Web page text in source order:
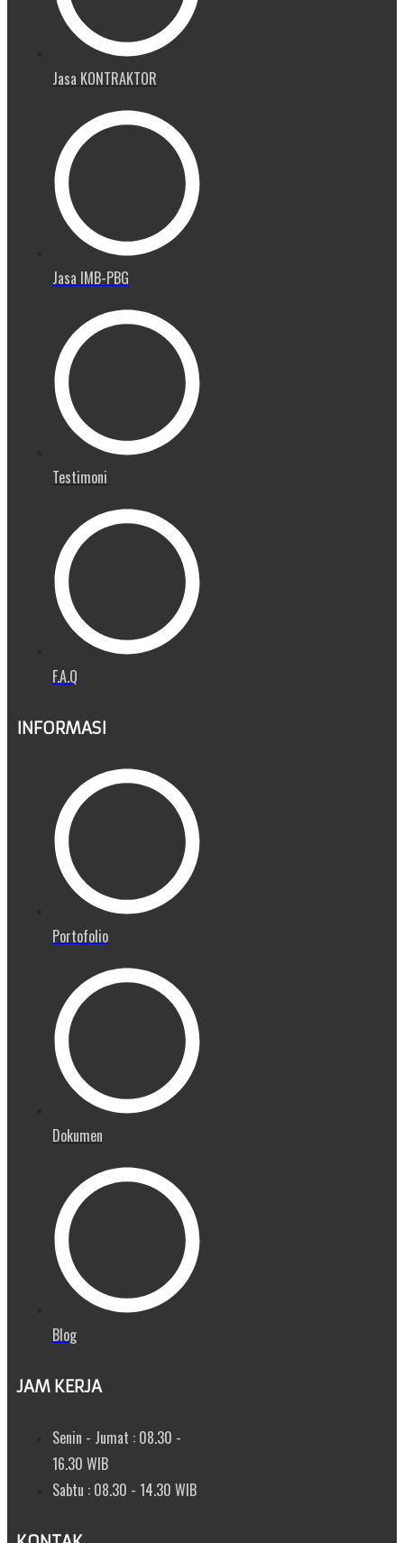
Jasa KONTRAKTOR
Jasa IMB-PBG
Testimoni
F.A.Q
INFORMASI
Portofolio
Dokumen
Blog
JAM KERJA
Senin - Jumat : 08.30 -
16.30 WIB
Sabtu : 08.30 - 14.30 WIB